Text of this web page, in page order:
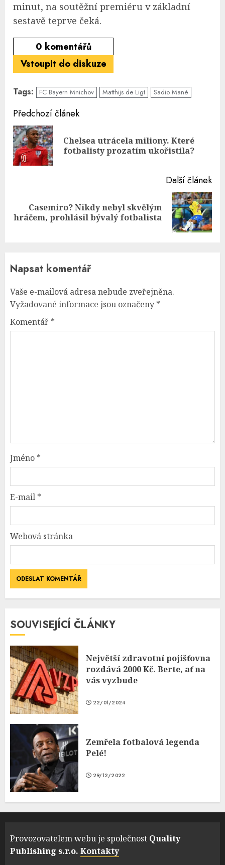
minut, na soutěžní premiéru v základní
sestavě teprve čeká.
0 komentářů
Vstoupit do diskuze
Tags: FC Bayern Mnichov Matthijs de Ligt Sadio Mané
Continue
Reading
Předchozí článek
Chelsea utrácela miliony. Které
fotbalisty prozatím ukořistila?
Další článek
Next
post:
Casemiro? Nikdy nebyl skvělým
hráčem, prohlásil bývalý fotbalista
Napsat komentář
Vaše e-mailová adresa nebude zveřejněna.
Vyžadované informace jsou označeny *
Komentář *
Jméno *
E-mail *
Webová stránka
SOUVISEJÍCÍ ČLÁNKY
Největší zdravotní pojišťovna
rozdává 2000 Kč. Berte, ať na
vás vyzbude
22/01/2024
Zemřela fotbalová legenda
Pelé!
29/12/2022
Provozovatelem webu je společnost Quality
Publishing s.r.o. Kontakty